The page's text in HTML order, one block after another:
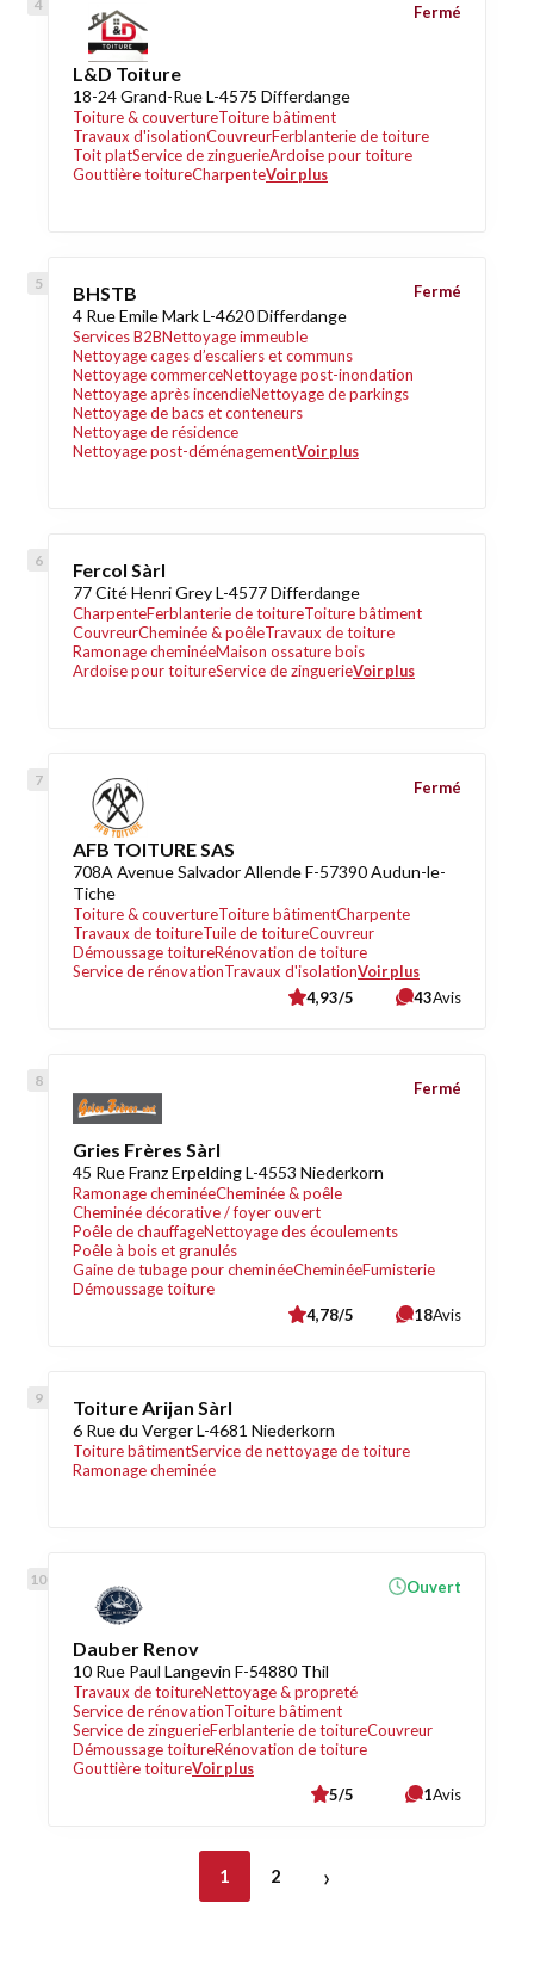
L&D Toiture
18-24 Grand-Rue L-4575 Differdange
Toiture & couvertureToiture bâtiment
Travaux d'isolationCouvreurFerblanterie de toiture
Toit platService de zinguerieArdoise pour toiture
Gouttière toitureCharpenteVoir plus
Fermé
BHSTB
4 Rue Emile Mark L-4620 Differdange
Services B2BNettoyage immeuble
Nettoyage cages d’escaliers et communs
Nettoyage commerceNettoyage post-inondation
Nettoyage après incendieNettoyage de parkings
Nettoyage de bacs et conteneurs
Nettoyage de résidence
Nettoyage post-déménagementVoir plus
Fermé
Fercol Sàrl
77 Cité Henri Grey L-4577 Differdange
CharpenteFerblanterie de toitureToiture bâtiment
CouvreurCheminée & poêleTravaux de toiture
Ramonage cheminéeMaison ossature bois
Ardoise pour toitureService de zinguerieVoir plus
AFB TOITURE SAS
708A Avenue Salvador Allende F-57390 Audun-le-
Tiche
Toiture & couvertureToiture bâtimentCharpente
Travaux de toitureTuile de toitureCouvreur
Démoussage toitureRénovation de toiture
Service de rénovationTravaux d'isolationVoir plus
Fermé
4,93/5 43Avis
Gries Frères Sàrl
45 Rue Franz Erpelding L-4553 Niederkorn
Ramonage cheminéeCheminée & poêle
Cheminée décorative / foyer ouvert
Poêle de chauffageNettoyage des écoulements
Poêle à bois et granulés
Gaine de tubage pour cheminéeCheminéeFumisterie
Démoussage toiture
Fermé
4,78/5 18Avis
Toiture Arijan Sàrl
6 Rue du Verger L-4681 Niederkorn
Toiture bâtimentService de nettoyage de toiture
Ramonage cheminée
Dauber Renov
10 Rue Paul Langevin F-54880 Thil
Travaux de toitureNettoyage & propreté
Service de rénovationToiture bâtiment
Service de zinguerieFerblanterie de toitureCouvreur
Démoussage toitureRénovation de toiture
Gouttière toitureVoir plus
Ouvert
5/5 1Avis
1 2 ›